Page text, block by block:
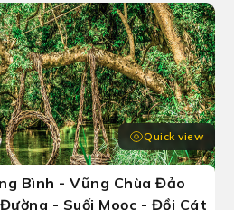
Quick view
Bình - Vũng Chùa Đảo
- Suối Moọc - Đồi Cát